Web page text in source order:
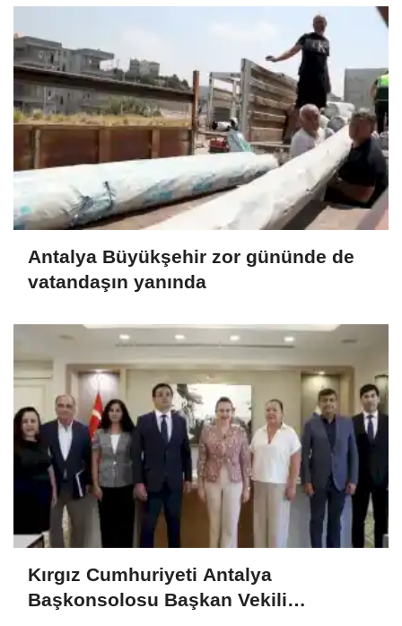
Antalya Büyükşehir zor gününde de
vatandaşın yanında
Kırgız Cumhuriyeti Antalya
Başkonsolosu Başkan Vekili